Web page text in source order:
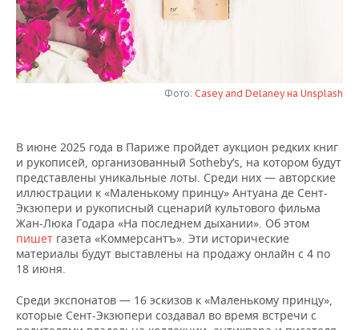
ЭНЕРГЕТИКА
УСЛУГИ
МЕДИА
ТЕЛЕКОММУНИКАЦИИ
ВЫЕЗДНАЯ РЕДАКЦИЯ
БИЗНЕС-БРАНЧИ
ONLINE-КОНФЕРЕНЦИИ
НОВОСТИ СПОРТА
ФУТБОЛ
ВОЛЕЙБОЛ
КИБЕРСПОРТ
ФИГУРНОЕ КАТАНИЕ
ВОДНЫЕ ВИДЫ СПОРТА
ХОККЕЙ С МЯЧОМ
ОБЩЕСТВО
НОВОСТИ ОБЩЕСТВА
ИСТОРИЯ
КУЛЬТУРА
МЕДИЦИНА
ОБРАЗОВАНИЕ
ПРОИСШЕСТВИЯ
ФОТОГАЛЕРЕЯ
СПИСОК ПЕРСОН
СПИСОК КОМПАНИЙ
ПОЛНАЯ ВЕРСИЯ
Фото: Casey and Delaney на Unsplash
В июне 2025 года в Париже пройдет аукцион редких книг
и рукописей, организованный Sotheby’s, на котором будут
представлены уникальные лоты. Среди них — авторские
иллюстрации к «Маленькому принцу» Антуана де Сент-
Экзюпери и рукописный сценарий культового фильма
Жан-Люка Годара «На последнем дыхании». Об этом
пишет газета «Коммерсантъ». Эти исторические
материалы будут выставлены на продажу онлайн с 4 по
18 июня.
Среди экспонатов — 16 эскизов к «Маленькому принцу»,
которые Сент-Экзюпери создавал во время встречи с